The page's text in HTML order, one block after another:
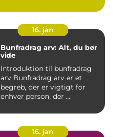
16. jan
Bunfradrag arv: Alt, du bør
vide
Introduktion til bunfradrag
arv Bunfradrag arv er et
begreb, der er vigtigt for
enhver person, der ...
16. jan